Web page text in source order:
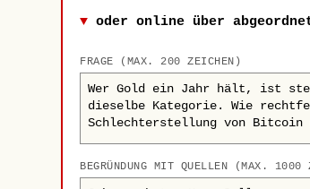
oder online über
FRAGE (MAX. 200 ZEICHEN)
BEGRÜNDUNG MIT QUELLEN (MAX. 1000